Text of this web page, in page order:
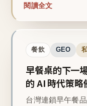
閱讀全文
餐飲 GEO
早餐桌的下一
的 AI 時代策略
台灣連鎖早午餐